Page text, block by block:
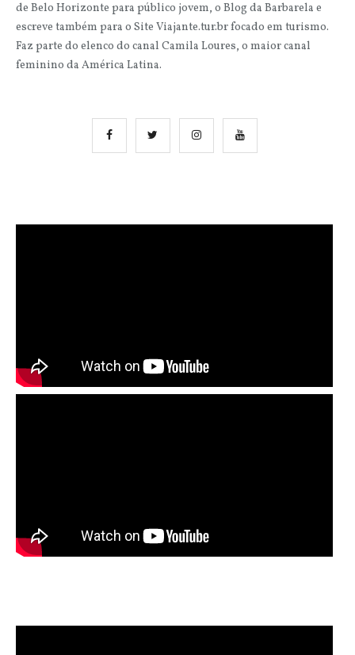
de Belo Horizonte para público jovem, o Blog da Barbarela e
escreve também para o Site Viajante.tur.br focado em turismo.
Faz parte do elenco do canal Camila Loures, o maior canal
feminino da América Latina.